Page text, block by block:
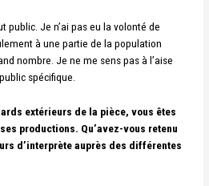
public. Je n’ai pas eu la volonté de
à une partie de la population
nombre. Je ne me sens pas à l’aise
spécifique.
extérieurs de la pièce, vous êtes
productions. Qu’avez-vous retenu
d’interprète auprès des différentes